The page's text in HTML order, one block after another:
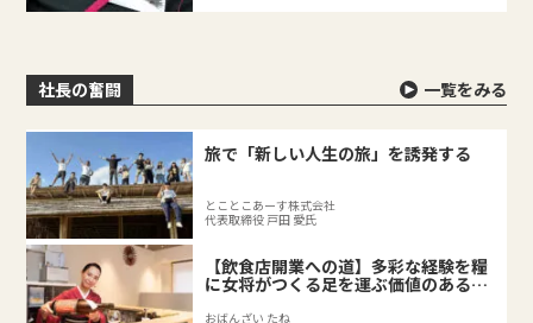
社長の奮闘 一覧をみる
旅で「新しい人生の旅」を誘発する
とことこあーす株式会社
代表取締役 戸田 愛氏
【飲食店開業への道】多彩な経験を糧
に女将がつくる足を運ぶ価値のある料
理店
おばんざい たね